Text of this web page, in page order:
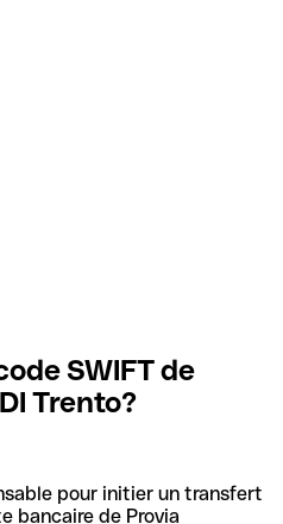
SWIFT de
Trento?
pour initier un transfert
bancaire de Provia